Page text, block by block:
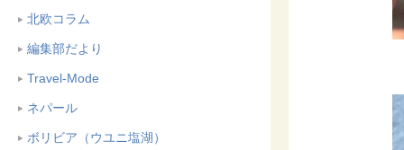
北欧コラム
編集部だより
Travel-Mode
ネパール
ボリビア（ウユニ塩湖）